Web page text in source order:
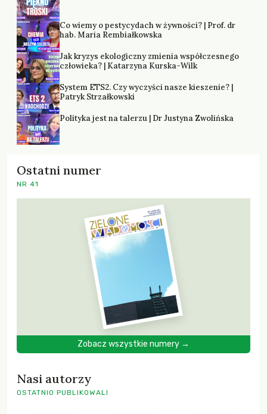
Co wiemy o pestycydach w żywności? | Prof. dr
hab. Maria Rembiałkowska
Jak kryzys ekologiczny zmienia współczesnego
człowieka? | Katarzyna Kurska-Wilk
System ETS2. Czy wyczyści nasze kieszenie? |
Patryk Strzałkowski
Polityka jest na talerzu | Dr Justyna Zwolińska
Ostatni numer
NR 41
Zobacz wszystkie numery →
Nasi autorzy
OSTATNIO PUBLIKOWALI